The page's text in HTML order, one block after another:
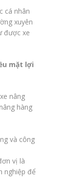
cá nhân
xuyên
được xe
mặt lợi
nâng
hàng
và công
vị là
nghiệp để